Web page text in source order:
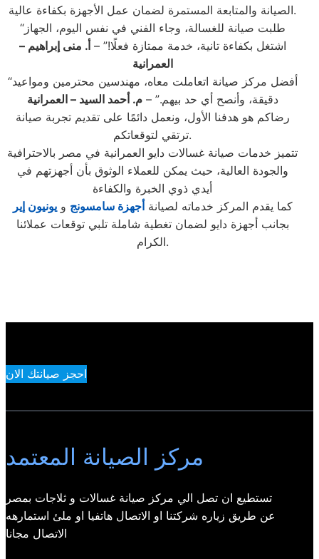
الصيانة والمتابعة المستمرة لضمان عمل الأجهزة بكفاءة عالية.
“طلبت صيانة للغسالة، وجاء الفني في نفس اليوم، الجهاز
اشتغل بكفاءة تانية، خدمة ممتازة فعلًا!” – أ. منى إبراهيم –
العمرانية
“أفضل مركز صيانة اتعاملت معاه، مهندسين محترمين ومواعيد
دقيقة، وأنصح أي حد بيهم.” –م. أحمد السيد – العمرانية
رضاكم هو هدفنا الأول، ونعمل دائمًا على تقديم تجربة صيانة
ترتقي لتوقعاتكم.
تتميز خدمات صيانة غسالات دايو العمرانية في مصر بالاحترافية
والجودة العالية، حيث يمكن للعملاء الوثوق بأن أجهزتهم في
أيدي ذوي الخبرة والكفاءة
كما يقدم المركز خدماته لصيانة أجهزة سامسونج ويونيون إير
بجانب أجهزة دايو لضمان تغطية شاملة تلبي توقعات عملائنا
الكرام.
احجز صيانتك الان
مركز الصيانة المعتمد
تستطيع ان تصل الي مركز صيانة غسالات و ثلاجات بمصر
عن طريق زياره شركتنا او الاتصال هاتفيا او ملئ استمارهه
الاتصال مجانا